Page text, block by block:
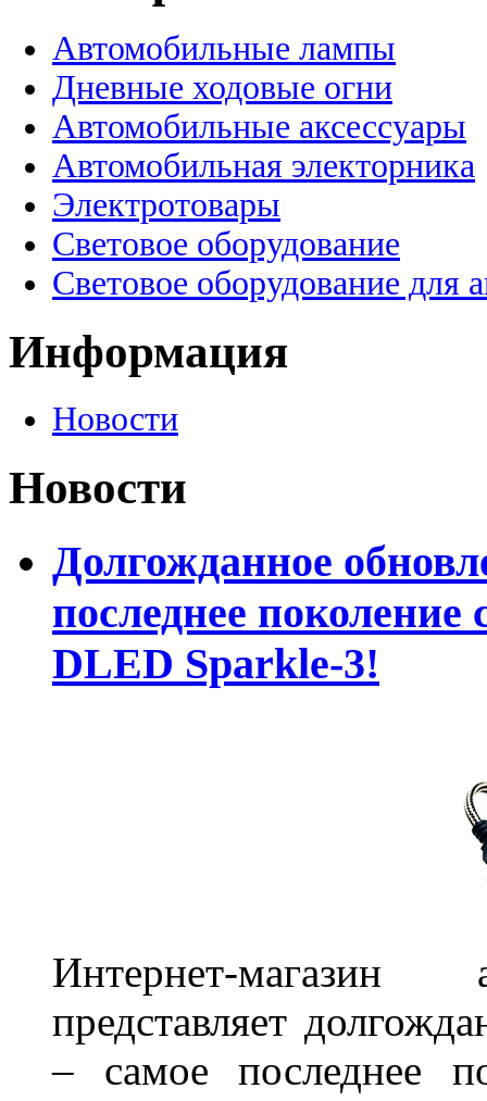
Автомобильные лампы
Дневные ходовые огни
Автомобильные аксессуары
Автомобильная электорника
Электротовары
Световое оборудование
Световое оборудование для
Информация
Новости
Новости
Долгожданное
последнее
DLED Sparkle-3!
Интернет-магазин
представляет
– самое последнее